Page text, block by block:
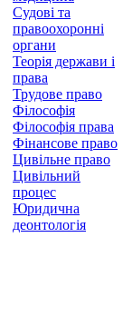
Судові та
правоохоронні
органи
Теорія держави і
права
Трудове право
Філософія
Філософія права
Фінансове право
Цивільне право
Цивільний
процес
Юридична
деонтологія